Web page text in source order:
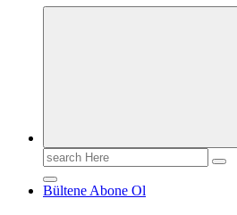
Search
for:
Bültene Abone Ol